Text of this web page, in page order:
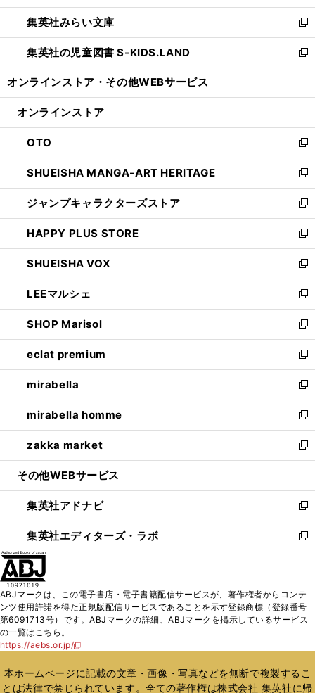
開
く
ウ
で
開
く
ン
ド
ウ
で
ウ
ィ
ン
ド
開
集英社みらい文庫
新
し
い
ン
ウ
で
開
く
集英社の児童図書 S-KIDS.LAND
新
ウ
ン
ド
ウ
で
開
く
オンラインストア・ その他WEBサービス
オンラインストア
OTO
新
し
い
ウ
ィ
ン
ド
ウ
で
開
く
SHUEISHA MANGA-ART HERITAGE
新
し
い
ウ
ィ
ン
ド
ウ
で
開
く
ジャンプキャラクターズストア
新
し
い
ウ
ィ
ン
ド
ウ
で
開
く
HAPPY PLUS STORE
新
し
い
ウ
ィ
ン
ド
ウ
で
開
く
SHUEISHA VOX
新
し
い
ウ
ィ
ン
ド
ウ
で
開
く
LEEマルシェ
新
し
い
ウ
ィ
ン
ド
ウ
で
開
く
SHOP Marisol
新
し
い
ウ
ィ
ン
ド
ウ
で
開
eclat premium
新
し
い
ウ
ィ
ン
ド
ウ
開
く
mirabella
新
し
い
ウ
ィ
ン
ウ
で
開
く
mirabella homme
新
し
い
ウ
ン
ド
ウ
で
zakka market
新
し
ウ
ィ
ン
ド
く
その他WEBサービス
集英社アドナビ
新
し
い
ド
ウ
で
集英社エディターズ・ラボ
新
ィ
ン
ド
開
く
ABJマークは、この電子書店・電子書籍配信サービスが、著作権者からコンテ
ンツ使用許諾を得た正規版配信サービスであることを示す登録商標（登録番号
第6091713号）です。ABJマークの詳細、ABJマークを掲示しているサービス
の一覧はこちら。
https://aebs.or.jp/
新
い
ウ
本ホームページに記載の文章・画像・写真などを無断で複製するこ
とは法律で禁じられています。全ての著作権は株式会社 集英社に帰